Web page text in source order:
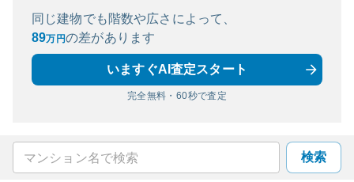
同じ建物でも階数や広さによって、
89万円の差があります
いますぐAI査定スタート
完全無料・60秒で査定
検索